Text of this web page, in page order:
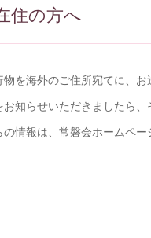
住の方へ
を海外のご住所宛てに、お
知らせいただきましたら、
の情報は、常磐会ホームペー